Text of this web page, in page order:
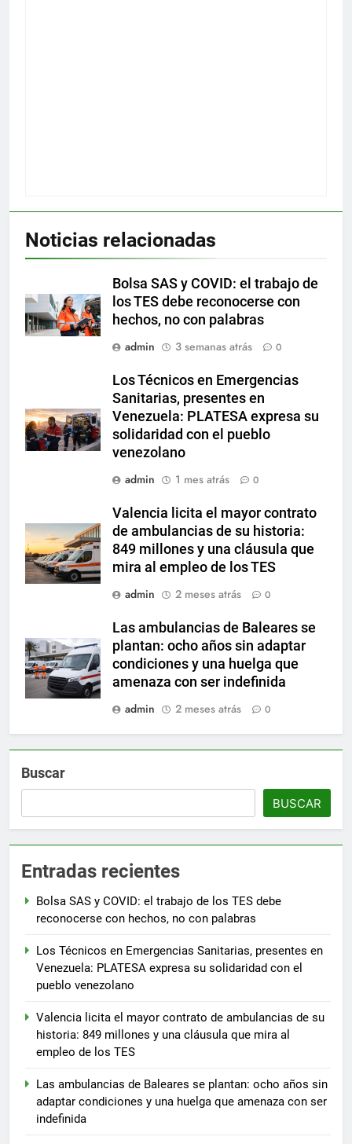
Noticias relacionadas
Bolsa SAS y COVID: el trabajo de
los TES debe reconocerse con
hechos, no con palabras
admin
3 semanas atrás 0
Los Técnicos en Emergencias
Sanitarias, presentes en
Venezuela: PLATESA expresa su
solidaridad con el pueblo
venezolano
admin
1 mes atrás 0
Valencia licita el mayor contrato
de ambulancias de su historia:
849 millones y una cláusula que
mira al empleo de los TES
admin
2 meses atrás 0
Las ambulancias de Baleares se
plantan: ocho años sin adaptar
condiciones y una huelga que
amenaza con ser indefinida
admin
2 meses atrás 0
Buscar
BUSCAR
Entradas recientes
Bolsa SAS y COVID: el trabajo de los TES debe
reconocerse con hechos, no con palabras
Los Técnicos en Emergencias Sanitarias, presentes en
Venezuela: PLATESA expresa su solidaridad con el
pueblo venezolano
Valencia licita el mayor contrato de ambulancias de su
historia: 849 millones y una cláusula que mira al
empleo de los TES
Las ambulancias de Baleares se plantan: ocho años sin
adaptar condiciones y una huelga que amenaza con ser
indefinida